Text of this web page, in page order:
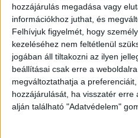
hozzájárulás megadása vagy
információkhoz juthat, és
Felhívjuk figyelmét, hogy
kezeléséhez nem feltétlenül
jogában áll tiltakozni az ilyen
beállításai csak erre a
megváltoztathatja a
hozzájárulását, ha visszatér
alján található "Adatvédelem"